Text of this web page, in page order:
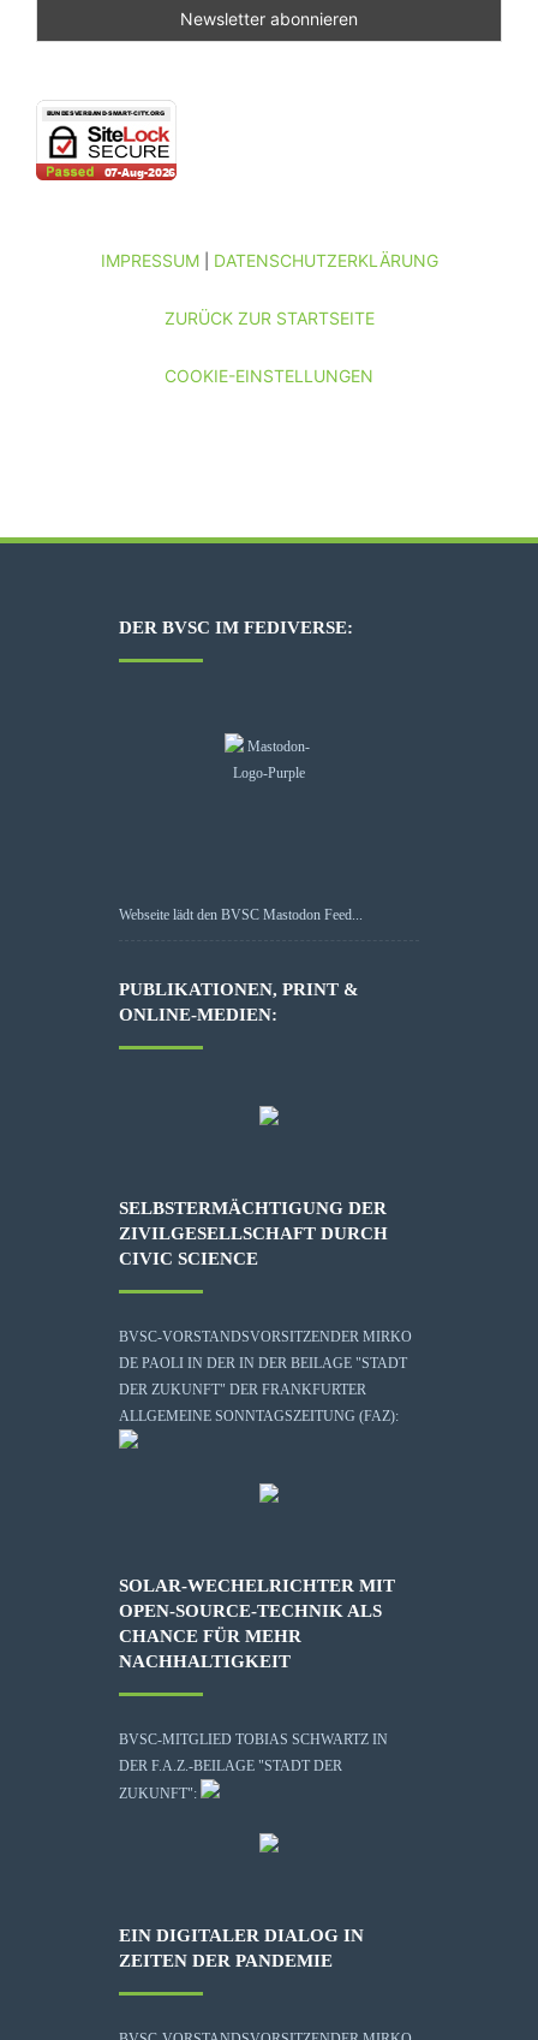
IMPRESSUM| DATENSCHUTZERKLÄRUNG
ZURÜCK ZUR STARTSEITE
COOKIE-EINSTELLUNGEN
DER BVSC IM FEDIVERSE:
Webseite lädt den BVSC Mastodon Feed...
PUBLIKATIONEN, PRINT &
ONLINE-MEDIEN:
SELBSTERMÄCHTIGUNG DER
ZIVILGESELLSCHAFT DURCH
CIVIC SCIENCE
BVSC-VORSTANDSVORSITZENDER MIRKO
DE PAOLI IN DER IN DER BEILAGE "STADT
DER ZUKUNFT" DER FRANKFURTER
ALLGEMEINE SONNTAGSZEITUNG (FAZ):
SOLAR-WECHELRICHTER MIT
OPEN-SOURCE-TECHNIK ALS
CHANCE FÜR MEHR
NACHHALTIGKEIT
BVSC-MITGLIED TOBIAS SCHWARTZ IN
DER F.A.Z.-BEILAGE "STADT DER
ZUKUNFT":
EIN DIGITALER DIALOG IN
ZEITEN DER PANDEMIE